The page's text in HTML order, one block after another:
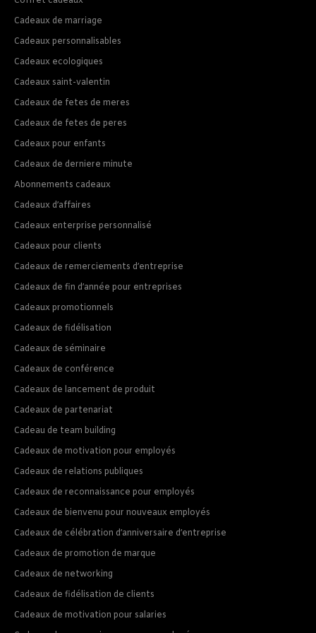
Cadeaux de marriage
Cadeaux personnalisables
Cadeaux ecologiques
Cadeaux saint-valentin
Cadeaux de fetes de meres
Cadeaux de fetes de peres
Cadeaux pour enfants
Cadeaux de derniere minute
Abonnements cadeaux
Cadeaux d’affaires
Cadeaux enterprise personnalisé
Cadeaux pour clients
Cadeaux de remerciements d’entreprise
Cadeaux de fin d’année pour entreprises
Cadeaux promotionnels
Cadeaux de fidélisation
Cadeaux de séminaire
Cadeaux de conférence
Cadeaux de lancement de produit
Cadeaux de partenariat
Cadeau de team building
Cadeaux de motivation pour employés
Cadeaux de relations publiques
Cadeaux de reconnaissance pour employés
Cadeaux de bienvenu pour nouveaux employés
Cadeaux de célébration d’anniversaire d’entreprise
Cadeaux de promotion de marque
Cadeaux de networking
Cadeaux de fidélisation de clients
Cadeaux de motivation pour salaries